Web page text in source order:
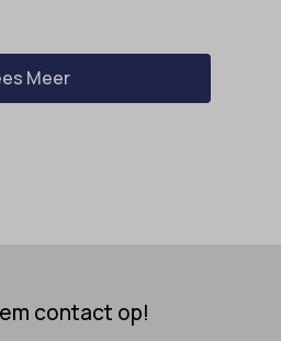
Meer
contact op!